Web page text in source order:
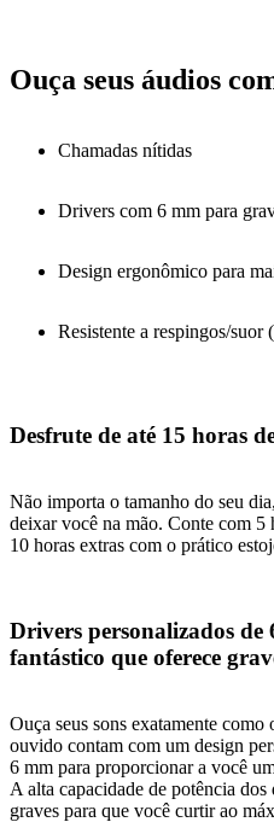
Ouça seus áudios
Chamadas nítidas
Drivers com 6 mm para
Design ergonômico para
Resistente a respingos/suor
Desfrute de até 15 horas
Não importa o tamanho do seu
deixar você na mão. Conte com 5
10 horas extras com o prático
Drivers personalizados
fantástico que oferece
Ouça seus sons exatamente como
ouvido contam com um design
6 mm para proporcionar a você
A alta capacidade de potência
graves para que você curtir ao